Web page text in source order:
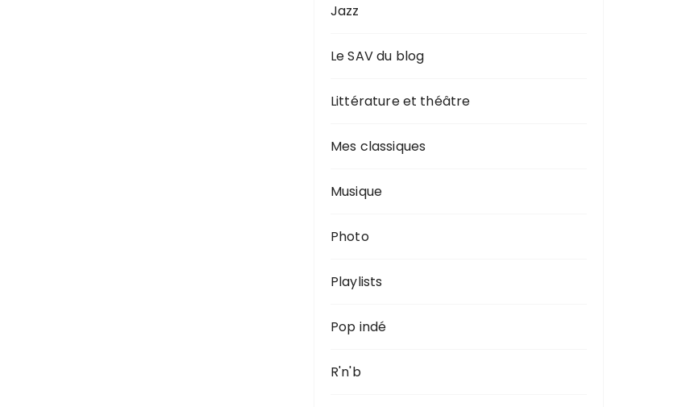
Jazz
Le SAV du blog
Littérature et théâtre
Mes classiques
Musique
Photo
Playlists
Pop indé
R'n'b